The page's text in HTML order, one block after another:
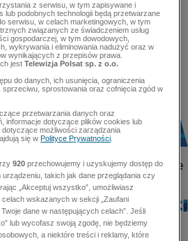
z serwisu, w tym zapisywane i
lub podobnych technologii będą przetwarzane
serwisu, w celach marketingowych, w tym
związanych ze świadczeniem usług
gospodarczej, w tym dowodowych,
wykrywania i eliminowania nadużyć oraz w
wynikających z przepisów prawa.
jestTelewizja Polsat sp. z o.o.
do danych, ich usunięcia, ograniczenia
sprostowania oraz cofnięcia zgód w
przetwarzania danych oraz
informacje dotyczące plików cookies lub
możliwości zarządzania
się wPolityce Prywatności
920 przechowujemy i uzyskujemy dostęp do
takich jak dane przeglądania czy
„Akceptuj wszystko”, umożliwiasz
wskazanych w sekcji „Zaufani
dane w następujących celach”. Jeśli
lub wycofasz swoją zgodę, nie będziemy
a niektóre treści i reklamy, które